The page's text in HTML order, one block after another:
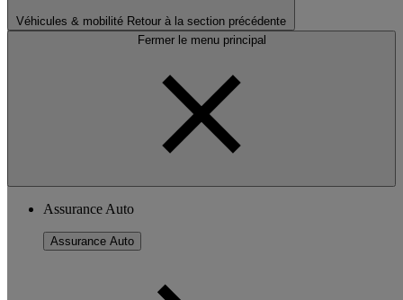
Véhicules & mobilité Retour à la section précédente
Fermer le menu principal
Assurance Auto
Assurance Auto